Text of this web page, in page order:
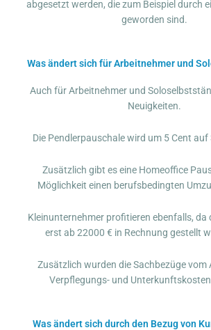
abgesetzt werden, die zum Beispiel durch
geworden sind.
Was ändert sich für Arbeitnehmer und
Auch für Arbeitnehmer und
Neuigkeiten.
Die Pendlerpauschale wird um 5 Cent auf
Zusätzlich gibt es eine Homeoffice
Möglichkeit einen berufsbedingten
Kleinunternehmer profitieren ebenfalls, da
erst ab 22000 € in Rechnung gestellt
Zusätzlich wurden die Sachbezüge vom
Verpflegungs- und
Was ändert sich durch den Bezug von